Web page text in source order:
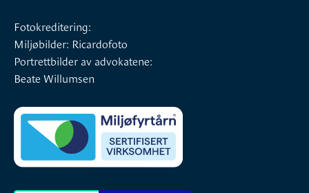
Fotokreditering:
Miljøbilder: Ricardofoto
Portrettbilder av advokatene:
Beate Willumsen